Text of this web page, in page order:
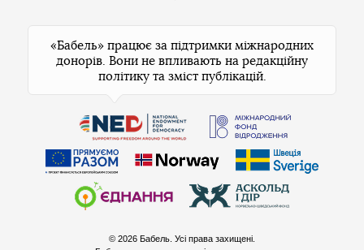
«Бабель» працює за підтримки міжнародних
донорів. Вони не впливають на редакційну
політику та зміст публікацій.
© 2026 Бабель. Усі права захищені.